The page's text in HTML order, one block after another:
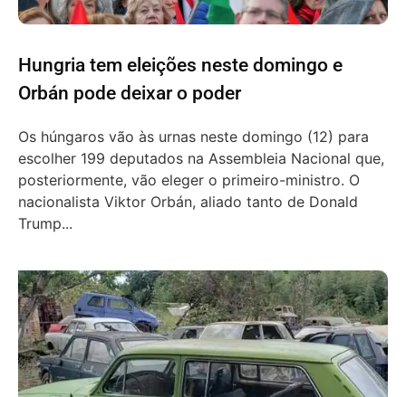
Hungria tem eleições neste domingo e
Orbán pode deixar o poder
Os húngaros vão às urnas neste domingo (12) para
escolher 199 deputados na Assembleia Nacional que,
posteriormente, vão eleger o primeiro-ministro. O
nacionalista Viktor Orbán, aliado tanto de Donald
Trump...